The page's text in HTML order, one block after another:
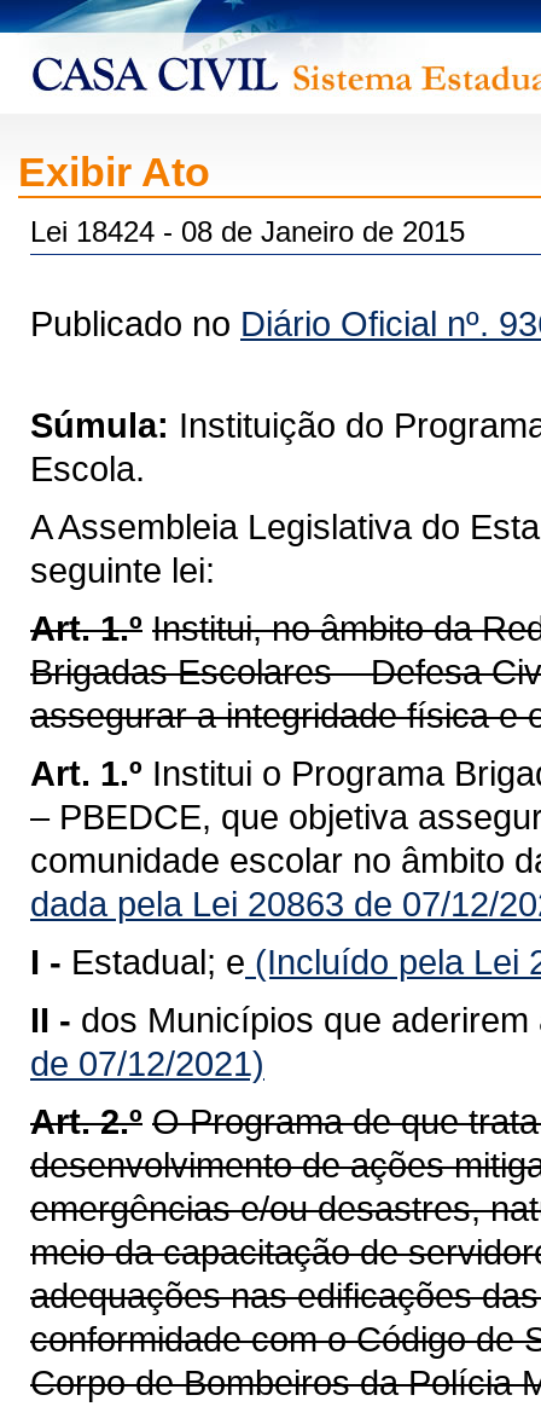
Exibir Ato
Lei 18424 - 08 de Janeiro de 2015
Publicado no Diário Oficial nº.
Súmula: Instituição do
Escola.
A Assembleia Legislativa do
seguinte lei:
Art. 1.º Institui, no âmbito da
Brigadas Escolares – Defesa
assegurar a integridade física e
Art. 1.º Institui o Programa
– PBEDCE, que objetiva
comunidade escolar no âmbito
dada pela Lei 20863 de 07/12/
I - Estadual; e (Incluído pela Lei
II - dos Municípios que aderirem
de 07/12/2021)
Art. 2.º O Programa de que
desenvolvimento de ações
emergências e/ou desastres,
meio da capacitação de
adequações nas edificações
conformidade com o Código de
Corpo de Bombeiros da Polícia